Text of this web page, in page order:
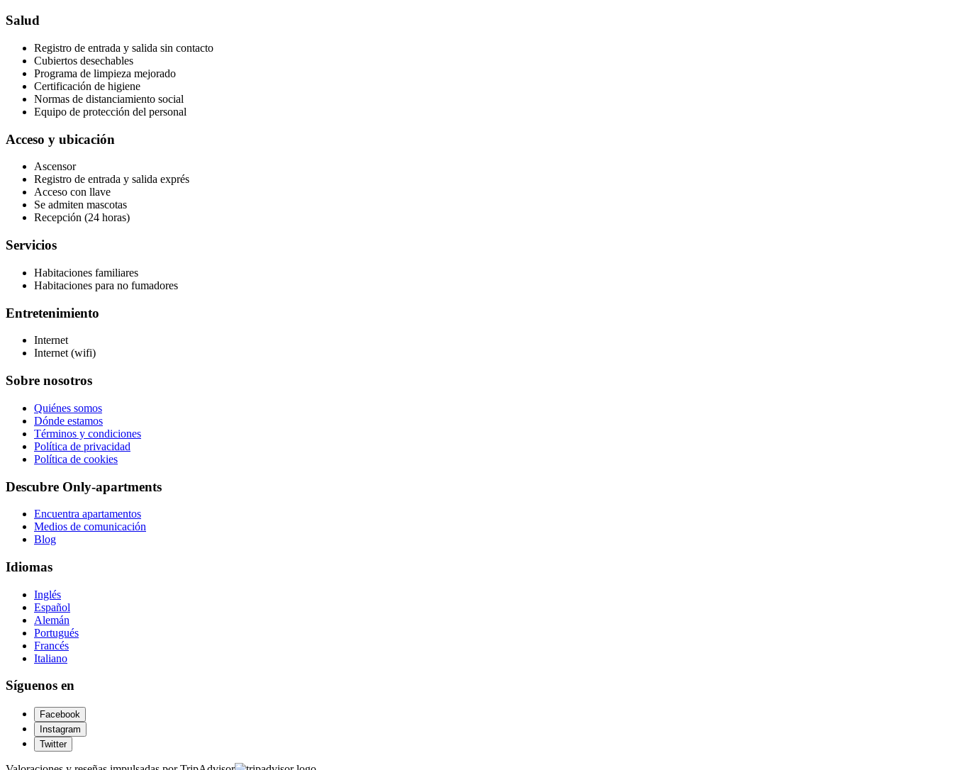
Salud
Registro de entrada y salida sin contacto
Cubiertos desechables
Programa de limpieza mejorado
Certificación de higiene
Normas de distanciamiento social
Equipo de protección del personal
Acceso y ubicación
Ascensor
Registro de entrada y salida exprés
Acceso con llave
Se admiten mascotas
Recepción (24 horas)
Servicios
Habitaciones familiares
Habitaciones para no fumadores
Entretenimiento
Internet
Internet (wifi)
Sobre nosotros
Quiénes somos
Dónde estamos
Términos y condiciones
Política de privacidad
Política de cookies
Descubre Only-apartments
Encuentra apartamentos
Medios de comunicación
Blog
Idiomas
Inglés
Español
Alemán
Portugués
Francés
Italiano
Síguenos en
Facebook
Instagram
Twitter